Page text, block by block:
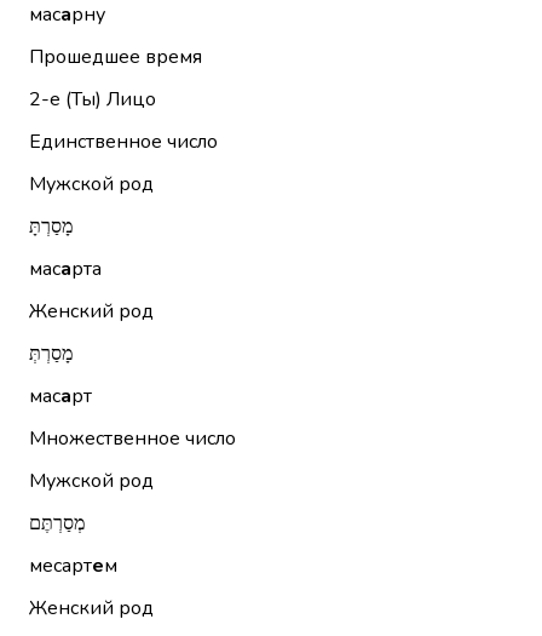
масарну
Прошедшее время
2-е (Ты) Лицо
Единственное число
Мужской род
מָסַרְתָּ
масарта
Женский род
מָסַרְתְּ
масарт
Множественное число
Мужской род
מְסַרְתֶּם
месартем
Женский род